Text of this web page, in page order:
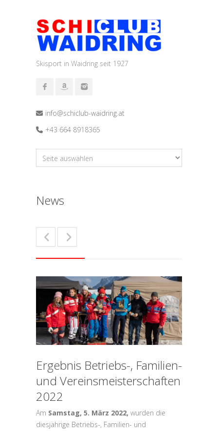
Skisport in Waidring seit 1927
info@schiclub-waidring.at
+43 664 8918365
News
Ergebnis Betriebs-, Familien-
und Vereinsmeisterschaften
2022
Am Samstag, 5. März 2022, wurden die
diesjährige Betriebs-, Familien- und